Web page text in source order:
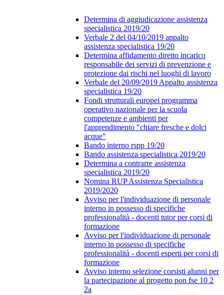
Determina di aggiudicazione assistenza
specialistica 2019/20
Verbale 2 del 04/10/2019 appalto
assistenza specialistica 19/20
Determina affidamento diretto incarico
responsabile dei servizi di prevenzione e
protezione dai rischi nei luoghi di lavoro
Verbale del 20/09/2019 Appalto assistenza
specialistica 19/20
Fondi strutturali europei programma
operativo nazionale per la scuola
competenze e ambienti per
l'apprendimento "chiare fresche e dolci
acque"
Bando interno rspp 19/20
Bando assistenza specialistica 2019/20
Determina a contrarre assistenza
specialistica 2019/20
Nomina RUP Assistenza Specialistica
2019/2020
Avviso per l'individuazione di personale
interno in possesso di specifiche
professionalità - docenti tutor per corsi di
formazione
Avviso per l'individuazione di personale
interno in possesso di specifiche
professionalità - docenti esperti per corsi di
formazione
Avviso interno selezione corsisti alunni per
la partecipazione al progetto pon fse 10 2
2a